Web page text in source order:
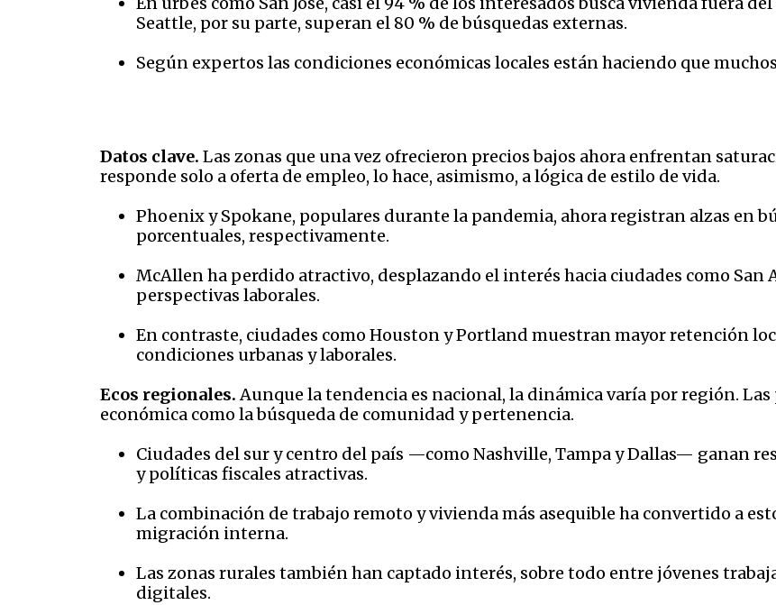
Seattle, por su parte, superan el 80 % de búsquedas externas.
Según expertos las condiciones económicas locales están haciendo que
Datos clave. Las zonas que una vez ofrecieron precios bajos ahora enfrentan
responde solo a oferta de empleo, lo hace, asimismo, a lógica de estilo de vida.
Phoenix y Spokane, populares durante la pandemia, ahora registran alzas en
porcentuales, respectivamente.
McAllen ha perdido atractivo, desplazando el interés hacia ciudades como
perspectivas laborales.
En contraste, ciudades como Houston y Portland muestran mayor retención
condiciones urbanas y laborales.
Ecos regionales.Aunque la tendencia es nacional, la dinámica varía por región.
económica como la búsqueda de comunidad y pertenencia.
Ciudades del sur y centro del país —como Nashville, Tampa y Dallas— ganan
y políticas fiscales atractivas.
La combinación de trabajo remoto y vivienda más asequible ha convertido a
migración interna.
Las zonas rurales también han captado interés, sobre todo entre jóvenes
digitales.